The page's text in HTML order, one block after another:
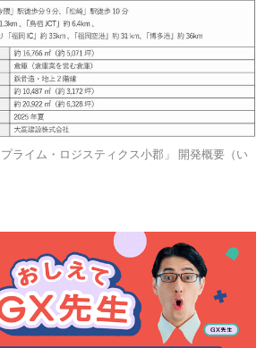
ライム・ロジスティクス小郡」 開発概要（い